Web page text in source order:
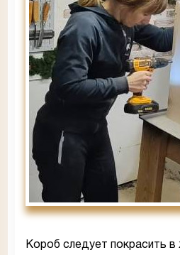
Короб следует покрасить